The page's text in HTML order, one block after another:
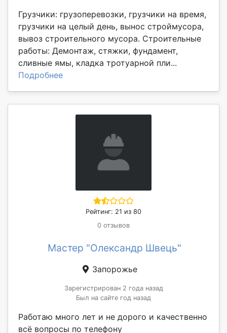
Грузчики: грузоперевозки, грузчики на время,
грузчики на целый день, вынос строймусора,
вывоз строительного мусора. Строительные
работы: Демонтаж, стяжки, фундамент,
сливные ямы, кладка тротуарной пли...
Подробнее
Рейтинг: 21 из 80
0 отзывов
Мастер "Олександр Швець"
Запорожье
Зарегистрирован 2 года назад
Был на сайте год назад
Работаю много лет и не дорого и качественно
всё вопросы по телефону